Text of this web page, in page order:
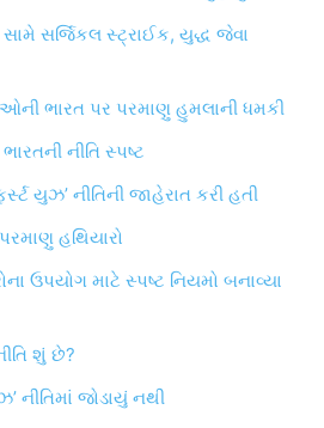
સામે સર્જિકલ સ્ટ્રાઈક, યુદ્ધ જેવા
ભારત પર પરમાણુ હુમલાની ધમકી
નીતિ સ્પષ્ટ
યુઝ’ નીતિની જાહેરાત કરી હતી
હથિયારો
ઉપયોગ માટે સ્પષ્ટ નિયમો બનાવ્યા
શું છે?
નીતિમાં જોડાયું નથી